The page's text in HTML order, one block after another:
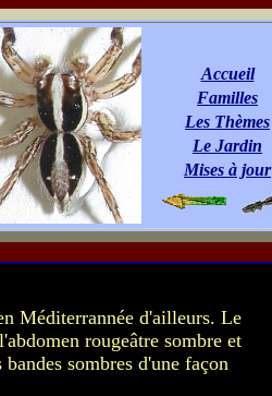
Accueil
Familles
Les Thèmes
Le Jardin
Mises à jour
Méditerrannée d'ailleurs. Le
rougeâtre sombre et
sombres d'une façon